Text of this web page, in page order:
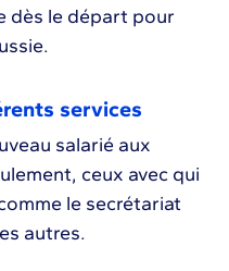
dès le départ pour
services
salarié aux
ceux avec qui
le secrétariat
autres.